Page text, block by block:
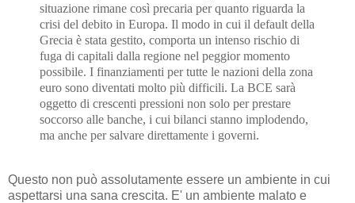
situazione rimane così precaria per quanto riguarda la
crisi del debito in Europa. Il modo in cui il default della
Grecia è stata gestito, comporta un intenso rischio di
fuga di capitali dalla regione nel peggior momento
possibile. I finanziamenti per tutte le nazioni della zona
euro sono diventati molto più difficili. La BCE sarà
oggetto di crescenti pressioni non solo per prestare
soccorso alle banche, i cui bilanci stanno implodendo,
ma anche per salvare direttamente i governi.
Questo non può assolutamente essere un ambiente in cui
aspettarsi una sana crescita. E' un ambiente malato e